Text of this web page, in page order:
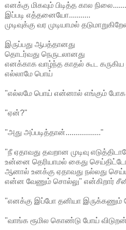
எனக்கு மிகவும் பிடித்த கால
இப்படி எத்தனையோ...........
முடிவுக்கு வர முடியாமல்
இருப்பது ஆபத்தானது
தொடர்வது நெருடலானது
எனக்காக வாழ்ந்த காதல் கூட கருகிய
எல்லாமே பொய்
"எல்லமே பொய் என்னால் எங்கும் போக
"ஏன்?"
"அது அப்படித்தான்.................."
"நீ ஏதாவது தவறான முடிவு
உன்னை தெரியாமல் கைது
ஆனால் உனக்கு ஏதாவது நல்லது
என்ன வேணும் சொல்லு" என்கிறார்
"எனக்கு இப்போ தனியா இருக்கணும்
"வாங்க ரூமில கொண்டு போய்